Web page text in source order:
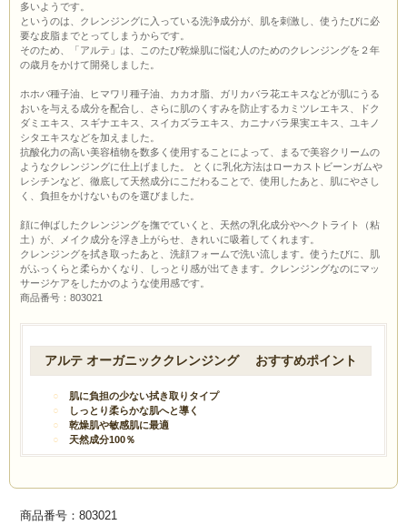
多いようです。
というのは、クレンジングに入っている洗浄成分が、肌を刺激し、使うたびに必
要な皮脂までとってしまうからです。
そのため、「アルテ」は、このたび乾燥肌に悩む人のためのクレンジングを２年
の歳月をかけて開発しました。
ホホバ種子油、ヒマワリ種子油、カカオ脂、ガリカバラ花エキスなどが肌にうる
おいを与える成分を配合し、さらに肌のくすみを防止するカミツレエキス、ドク
ダミエキス、スギナエキス、スイカズラエキス、カニナバラ果実エキス、ユキノ
シタエキスなどを加えました。
抗酸化力の高い美容植物を数多く使用することによって、まるで美容クリームの
ようなクレンジングに仕上げました。 とくに乳化方法はローカストビーンガムや
レシチンなど、徹底して天然成分にこだわることで、使用したあと、肌にやさし
く、負担をかけないものを選びました。
顔に伸ばしたクレンジングを撫でていくと、天然の乳化成分やヘクトライト（粘
土）が、メイク成分を浮き上がらせ、きれいに吸着してくれます。
クレンジングを拭き取ったあと、洗顔フォームで洗い流します。使うたびに、肌
がふっくらと柔らかくなり、しっとり感が出てきます。クレンジングなのにマッ
サージケアをしたかのような使用感です。
商品番号：803021
アルテ オーガニッククレンジング おすすめポイント
肌に負担の少ない拭き取りタイプ
しっとり柔らかな肌へと導く
乾燥肌や敏感肌に最適
天然成分100％
商品番号：803021